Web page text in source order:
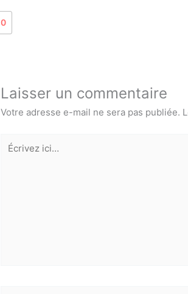
0
Laisser un commentaire
Votre adresse e-mail ne sera pas publiée.
ici…